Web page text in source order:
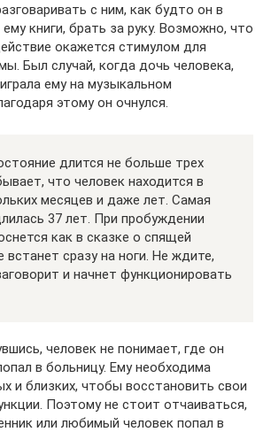
с ним, как будто он в
книги, брать за руку. Возможно, что
окажется стимулом для
Был случай, когда дочь человека,
ему на музыкальном
этому он очнулся.
длится не больше трех
что человек находится в
месяцев и даже лет. Самая
37 лет. При пробуждении
как в сказке о спящей
встанет сразу на ноги. Не ждите,
и начнет функционировать
человек не понимает, где он
в больницу. Ему необходима
и близких, чтобы восстановить свои
Поэтому не стоит отчаиваться,
или любимый человек попал в